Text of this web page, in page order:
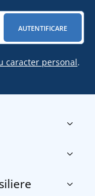
AUTENTIFICARE
caracter personal.